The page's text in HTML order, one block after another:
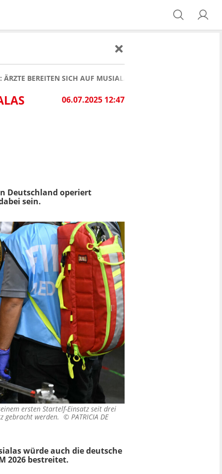
BEREITEN SICH AUF MUSIALAS RÜCKKEHR VOR
06.07.2025 12:47
Deutschland operiert
sein.
ersten Startelf-Einsatz seit drei
gebracht werden. © PATRICIA DE
würde auch die deutsche
2026 bestreitet.